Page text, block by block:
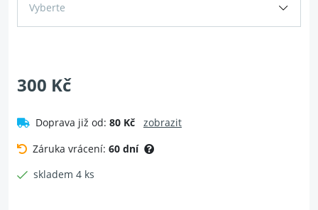
Vyberte
300 Kč
Doprava již od: 80 Kč
zobrazit
Záruka vrácení: 60 dní
skladem 4 ks